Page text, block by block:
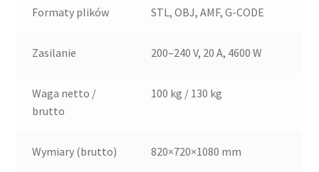
Formaty plików STL, OBJ, AMF, G-CODE
Zasilanie 200–240 V, 20 A, 4600 W
Waga netto /
brutto
100 kg / 130 kg
Wymiary (brutto) 820×720×1080 mm